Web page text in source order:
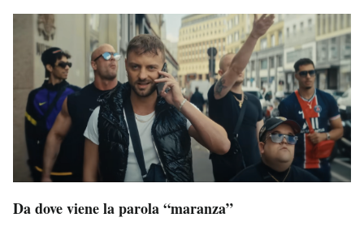
Da dove viene la parola “maranza”